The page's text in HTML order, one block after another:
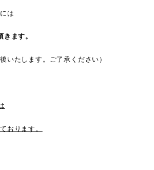
は
ます。
いたします。ご了承ください）
おります。